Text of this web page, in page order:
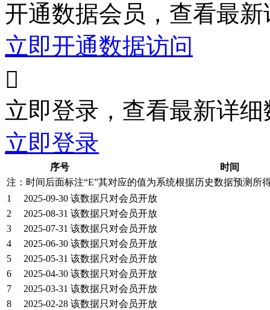
开通数据会员，查看最
立即开通数据访问

立即登录，查看最新详细
立即登录
序号
时间
注：时间后面标注“E”其对应的值为系统根据历史数据预测所
1
2025-09-30 该数据只对会员开放
2
2025-08-31 该数据只对会员开放
3
2025-07-31 该数据只对会员开放
4
2025-06-30 该数据只对会员开放
5
2025-05-31 该数据只对会员开放
6
2025-04-30 该数据只对会员开放
7
2025-03-31 该数据只对会员开放
8
2025-02-28 该数据只对会员开放